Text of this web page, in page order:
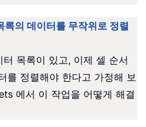
의 데이터를 무작위로 정렬
목록이 있고, 이제 셀 순서
를 정렬해야 한다고 가정해 보
에서 이 작업을 어떻게 해결